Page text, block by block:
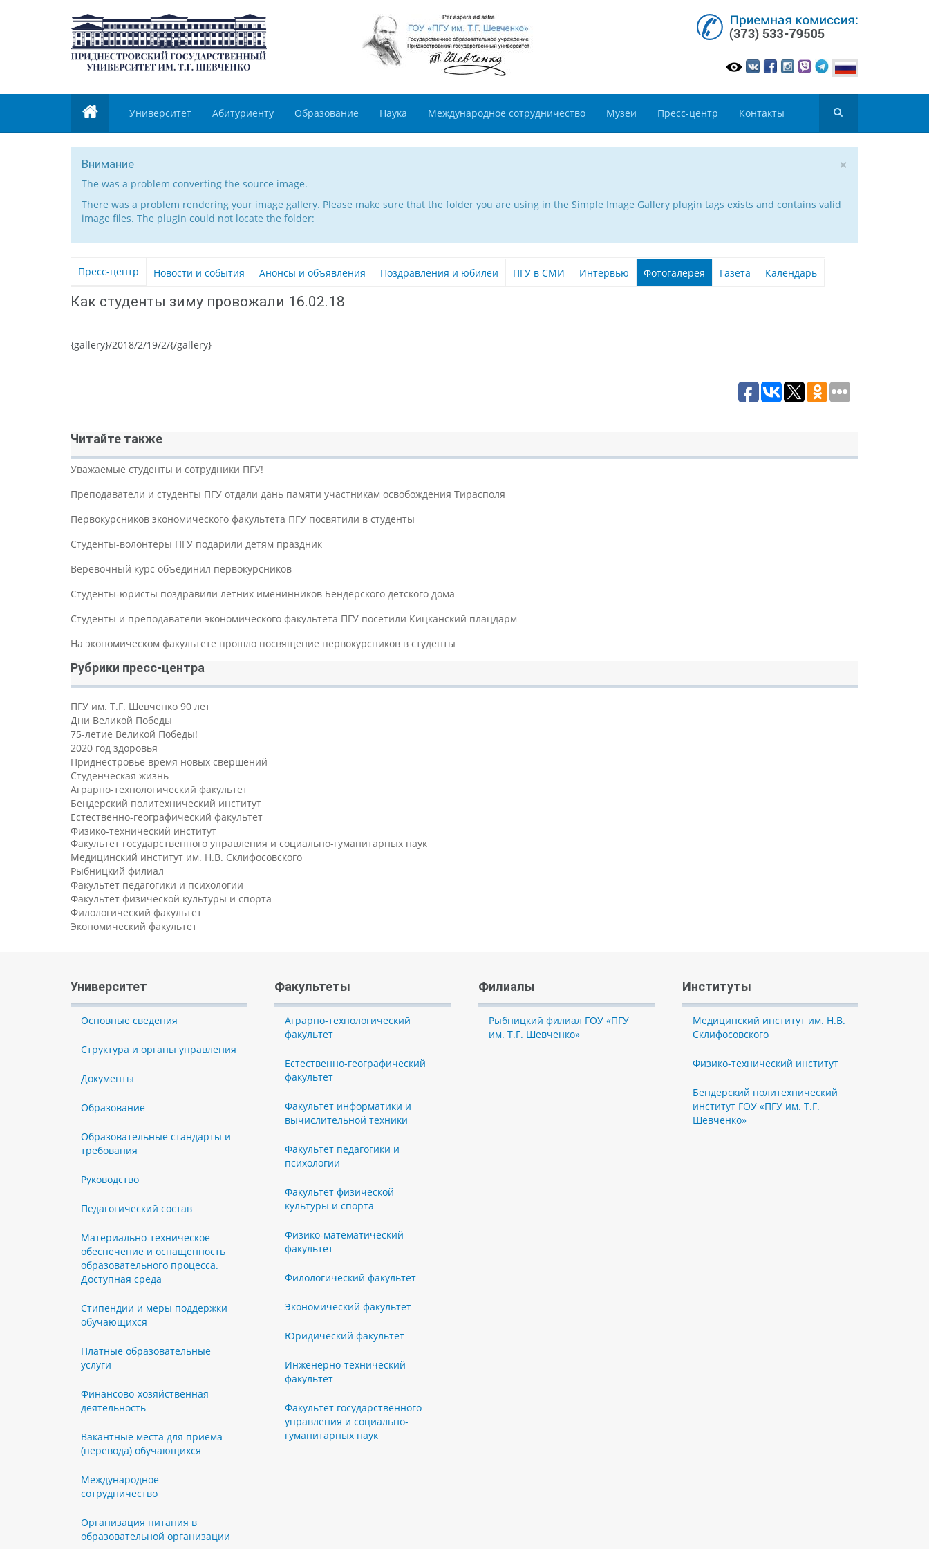
Университет Абитуриенту Образование Наука Международное сотрудничество Музеи Пресс-центр Контакты
×
Внимание
The was a problem converting the source image.
There was a problem rendering your image gallery. Please make sure that the folder you are using in the Simple Image Gallery plugin tags exists and contains valid
image files. The plugin could not locate the folder:
Пресс-центр Новости и события Анонсы и объявления Поздравления и юбилеи ПГУ в СМИ Интервью Фотогалерея Газета Календарь
Как студенты зиму провожали 16.02.18
{gallery}/2018/2/19/2/{/gallery}
Читайте также
Уважаемые студенты и сотрудники ПГУ!
Преподаватели и студенты ПГУ отдали дань памяти участникам освобождения Тирасполя
Первокурсников экономического факультета ПГУ посвятили в студенты
Студенты-волонтёры ПГУ подарили детям праздник
Веревочный курс объединил первокурсников
Студенты-юристы поздравили летних именинников Бендерского детского дома
Студенты и преподаватели экономического факультета ПГУ посетили Кицканский плацдарм
На экономическом факультете прошло посвящение первокурсников в студенты
Рубрики пресс-центра
ПГУ им. Т.Г. Шевченко 90 лет
Дни Великой Победы
75-летие Великой Победы!
2020 год здоровья
Приднестровье время новых свершений
Студенческая жизнь
Аграрно-технологический факультет
Бендерский политехнический институт
Естественно-географический факультет
Физико-технический институт
Факультет государственного управления и социально-гуманитарных наук
Медицинский институт им. Н.В. Склифосовского
Рыбницкий филиал
Факультет педагогики и психологии
Факультет физической культуры и спорта
Филологический факультет
Экономический факультет
Университет
Основные сведения
Структура и органы управления
Документы
Образование
Образовательные стандарты и
требования
Руководство
Педагогический состав
Материально-техническое
обеспечение и оснащенность
образовательного процесса.
Доступная среда
Стипендии и меры поддержки
обучающихся
Платные образовательные
услуги
Финансово-хозяйственная
деятельность
Вакантные места для приема
(перевода) обучающихся
Международное
сотрудничество
Организация питания в
образовательной организации
Факультеты
Аграрно-технологический
факультет
Естественно-географический
факультет
Факультет информатики и
вычислительной техники
Факультет педагогики и
психологии
Факультет физической
культуры и спорта
Физико-математический
факультет
Филологический факультет
Экономический факультет
Юридический факультет
Инженерно-технический
факультет
Факультет государственного
управления и социально-
гуманитарных наук
Филиалы
Рыбницкий филиал ГОУ «ПГУ
им. Т.Г. Шевченко»
Институты
Медицинский институт им. Н.В.
Склифосовского
Физико-технический институт
Бендерский политехнический
институт ГОУ «ПГУ им. Т.Г.
Шевченко»